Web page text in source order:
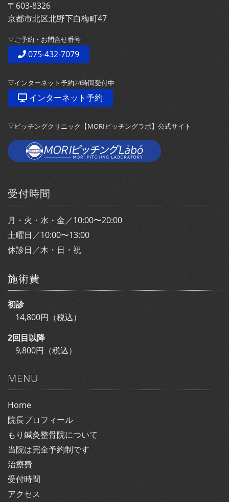
〒603-8326
京都市北区北野下白梅町47
▽ご予約・お問合せ番号
075-432-7079
▽インターネット予約24時間受付中
インターネット予約
▽ピッチングクリニック【MORIピッチングラボ】公式サイト
受付時間
月・火・水・金／10:00〜20:00
土曜日／10:00〜13:00
休診日／木・日・祝
施術費
初診
14,800円（税込）
2回目以降
9,800円（税込）
MENU
Home
院長プロフィール
もり鍼灸整骨院について
当院は完全予約制です
治療費
受付時間
アクセス